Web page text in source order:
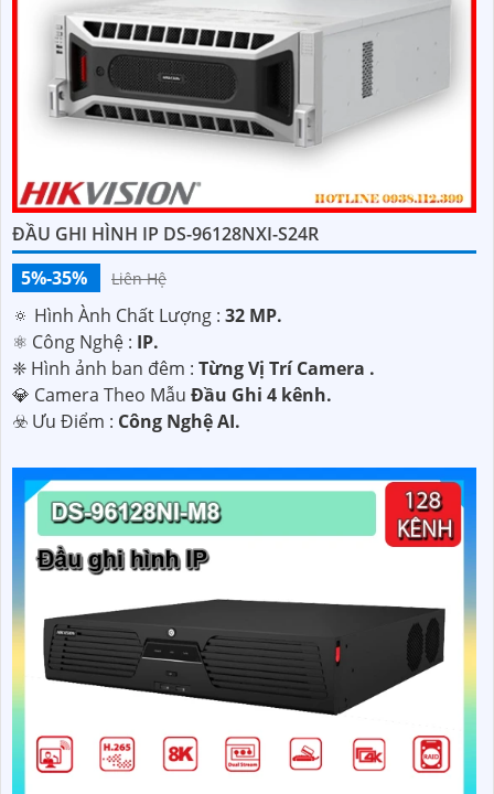
ĐẦU GHI HÌNH IP DS-96128NXI-S24R
5%-35%
Liên Hệ
🔅 Hình Ành Chất Lượng : 32 MP.
⚛️ Công Nghệ : IP.
❈ Hình ảnh ban đêm : Từng Vị Trí Camera .
💎 Camera Theo Mẫu Đầu Ghi 4 kênh.
️☣️ Ưu Điểm : Công Nghệ AI.